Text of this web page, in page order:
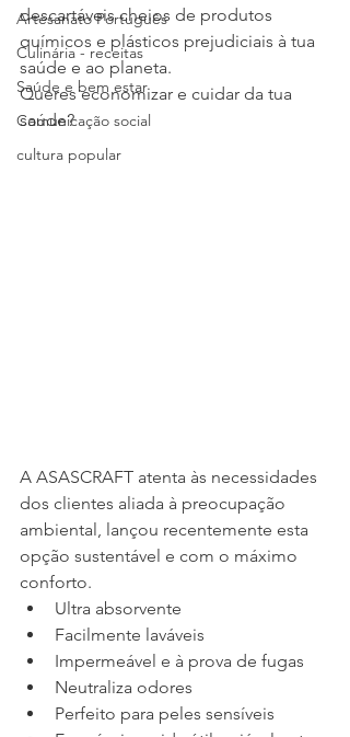
Artesanato Português
Culinária - receitas
Saúde e bem estar
Comunicação social
cultura popular
descartáveis cheios de produtos
químicos e plásticos prejudiciais à tua
saúde e ao planeta.
Queres economizar e cuidar da tua
saúde?
A ASASCRAFT atenta às necessidades
dos clientes aliada à preocupação
ambiental, lançou recentemente esta
opção sustentável e com o máximo
conforto.
Ultra absorvente
Facilmente laváveis
Impermeável e à prova de fugas
Neutraliza odores
Perfeito para peles sensíveis